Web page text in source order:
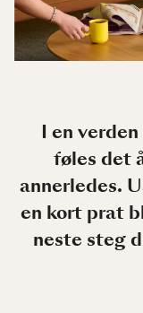
I en
føles det
annerledes.
en kort prat
neste steg